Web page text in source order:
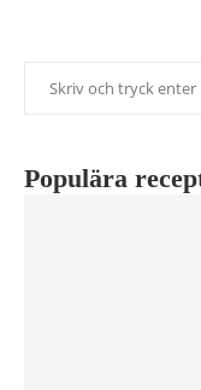
Populära